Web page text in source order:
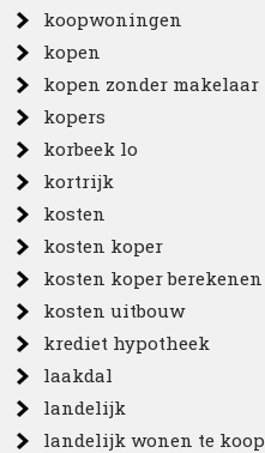
koopwoningen
kopen
kopen zonder makelaar
kopers
korbeek lo
kortrijk
kosten
kosten koper
kosten koper berekenen
kosten uitbouw
krediet hypotheek
laakdal
landelijk
landelijk wonen te koop